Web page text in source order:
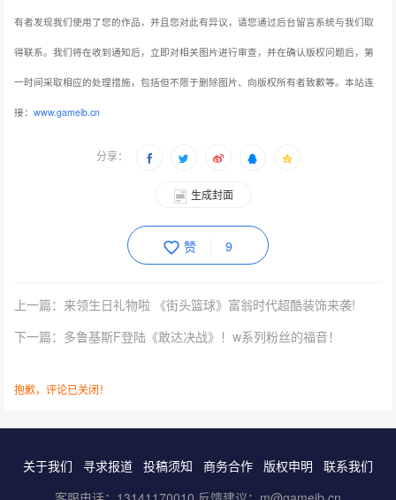
有者发现我们使用了您的作品，并且您对此有异议，请您通过后台留言系统与我们取
得联系。我们将在收到通知后，立即对相关图片进行审查，并在确认版权问题后，第
一时间采取相应的处理措施，包括但不限于删除图片、向版权所有者致歉等。本站连
接：www.gameib.cn
分享：
生成封面
赞 9
上一篇：来领生日礼物啦 《街头篮球》富翁时代超酷装饰来袭!
下一篇：多鲁基斯F登陆《敢达决战》！w系列粉丝的福音！
抱歉，评论已关闭！
关于我们 寻求报道 投稿须知 商务合作 版权申明
联系我们